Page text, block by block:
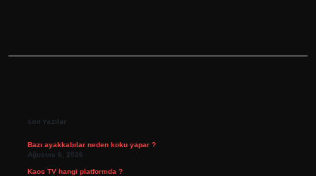
Son Yazılar
Bazı ayakkabılar neden koku yapar ?
Ağustos 6, 2026
Kaos TV hangi platformda ?